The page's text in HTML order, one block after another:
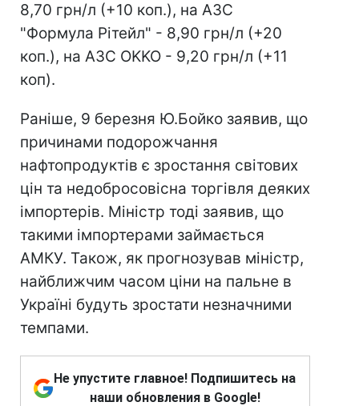
8,70 грн/л (+10 коп.), на АЗС
"Формула Рітейл" - 8,90 грн/л (+20
коп.), на АЗС OKKO - 9,20 грн/л (+11
коп).
Раніше, 9 березня Ю.Бойко заявив, що
причинами подорожчання
нафтопродуктів є зростання світових
цін та недобросовісна торгівля деяких
імпортерів. Міністр тоді заявив, що
такими імпортерами займається
АМКУ. Також, як прогнозував міністр,
найближчим часом ціни на пальне в
Україні будуть зростати незначними
темпами.
Не упустите главное! Подпишитесь на
наши обновления в Google!